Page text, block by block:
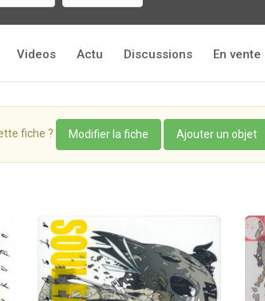
Videos Actu Discussions En vente
fiche ? Modifier la fiche Ajouter un objet